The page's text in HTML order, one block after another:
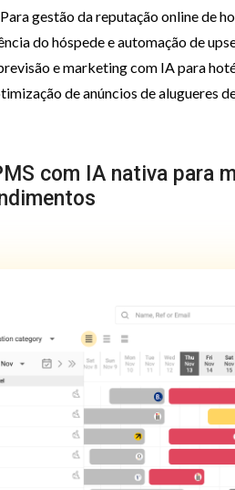
gestão da reputação online de
do hóspede e automação de
e marketing com IA para
de anúncios de alugueres
com IA nativa para